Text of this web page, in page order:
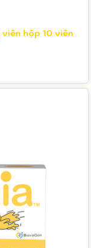
hộp 10 viên